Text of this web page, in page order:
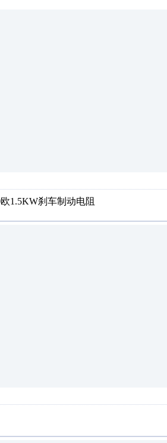
1.5KW刹车制动电阻